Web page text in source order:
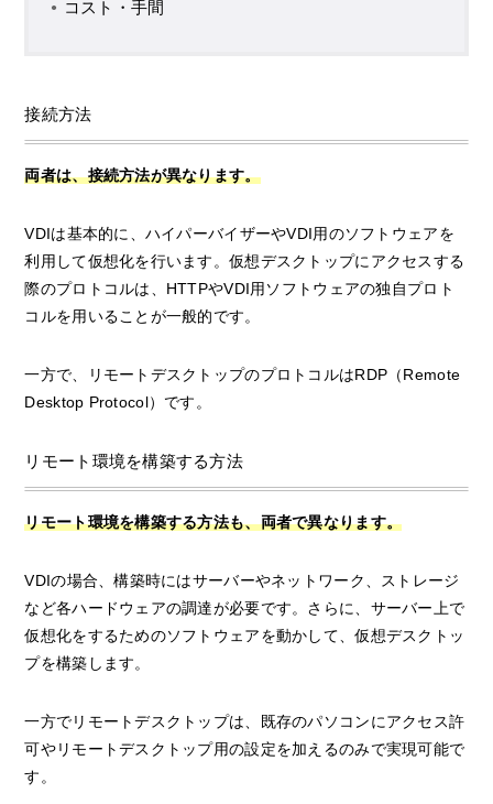
コスト・手間
接続方法
両者は、接続方法が異なります。
VDIは基本的に、ハイパーバイザーやVDI用のソフトウェアを
利用して仮想化を行います。仮想デスクトップにアクセスする
際のプロトコルは、HTTPやVDI用ソフトウェアの独自プロト
コルを用いることが一般的です。
一方で、リモートデスクトップのプロトコルはRDP（Remote
Desktop Protocol）です。
リモート環境を構築する方法
リモート環境を構築する方法も、両者で異なります。
VDIの場合、構築時にはサーバーやネットワーク、ストレージ
など各ハードウェアの調達が必要です。さらに、サーバー上で
仮想化をするためのソフトウェアを動かして、仮想デスクトッ
プを構築します。
一方でリモートデスクトップは、既存のパソコンにアクセス許
可やリモートデスクトップ用の設定を加えるのみで実現可能で
す。